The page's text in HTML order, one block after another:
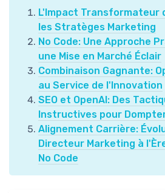
L'Impact Transformateur
les Stratèges Marketing
No Code: Une Approche
une Mise en Marché Éclair
Combinaison Gagnante:
au Service de l'Innovation
SEO et OpenAI: Des
Instructives pour
Alignement Carrière:
Directeur Marketing à
No Code